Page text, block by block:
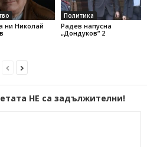
ни Николай
Политика
Радев напусна
„Дондуков“ 2
НЕ са задължителни!